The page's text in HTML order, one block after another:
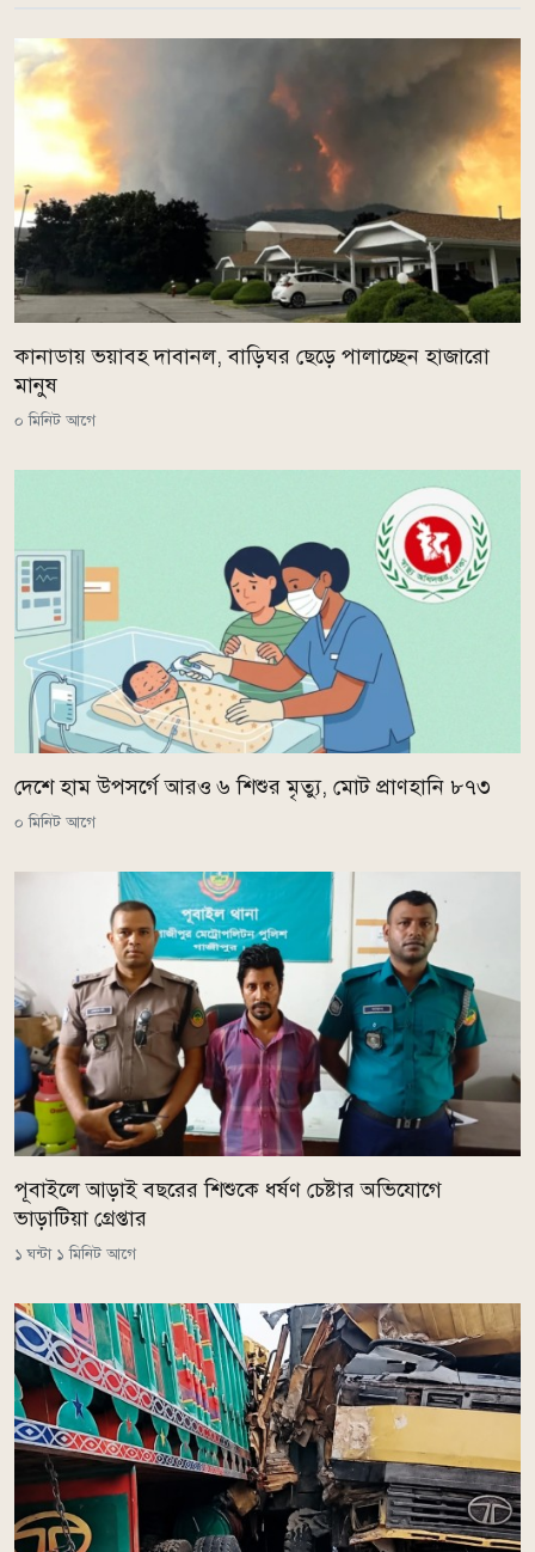
কানাডায় ভয়াবহ দাবানল, বাড়িঘর ছেড়ে পালাচ্ছেন হাজারো
মানুষ
০ মিনিট আগে
দেশে হাম উপসর্গে আরও ৬ শিশুর মৃত্যু, মোট প্রাণহানি ৮৭৩
০ মিনিট আগে
পূবাইলে আড়াই বছরের শিশুকে ধর্ষণ চেষ্টার অভিযোগে
ভাড়াটিয়া গ্রেপ্তার
১ ঘন্টা ১ মিনিট আগে